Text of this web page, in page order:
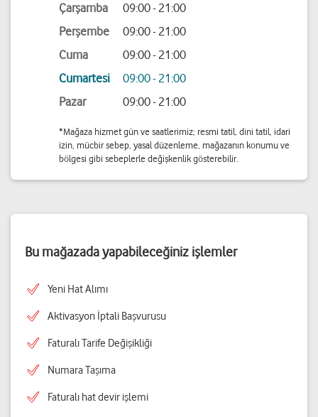
Çarşamba
09:00 - 21:00
Perşembe
09:00 - 21:00
Cuma
09:00 - 21:00
Cumartesi
09:00 - 21:00
Pazar
09:00 - 21:00
*Mağaza hizmet gün ve saatlerimiz; resmi tatil, dini tatil, idari
izin, mücbir sebep, yasal düzenleme, mağazanın konumu ve
bölgesi gibi sebeplerle değişkenlik gösterebilir.
Bu mağazada yapabileceğiniz işlemler
Yeni Hat Alımı
Aktivasyon İptali Başvurusu
Faturalı Tarife Değişikliği
Numara Taşıma
Faturalı hat devir işlemi